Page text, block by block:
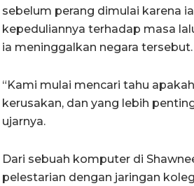
sebelum perang dimulai karena
kepeduliannya terhadap masa
ia meninggalkan negara tersebut.
“Kami mulai mencari tahu
kerusakan, dan yang lebih
ujarnya.
Dari sebuah komputer di
pelestarian dengan jaringan